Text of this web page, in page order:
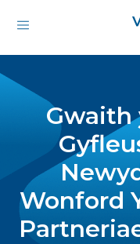
Gwaith
Wonford